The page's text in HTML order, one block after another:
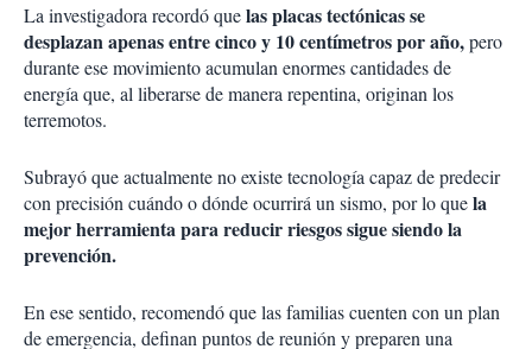
La investigadora recordó quelas placas tectónicas se
desplazan apenas entre cinco y 10 centímetros por año,pero
durante ese movimiento acumulan enormes cantidades de
energía que, al liberarse de manera repentina, originan los
terremotos.
Subrayó que actualmente no existe tecnología capaz de predecir
con precisión cuándo o dónde ocurrirá un sismo, por lo quela
mejor herramienta para reducir riesgos sigue siendo la
prevención.
En ese sentido, recomendó que las familias cuenten con un plan
de emergencia, definan puntos de reunión y preparen una